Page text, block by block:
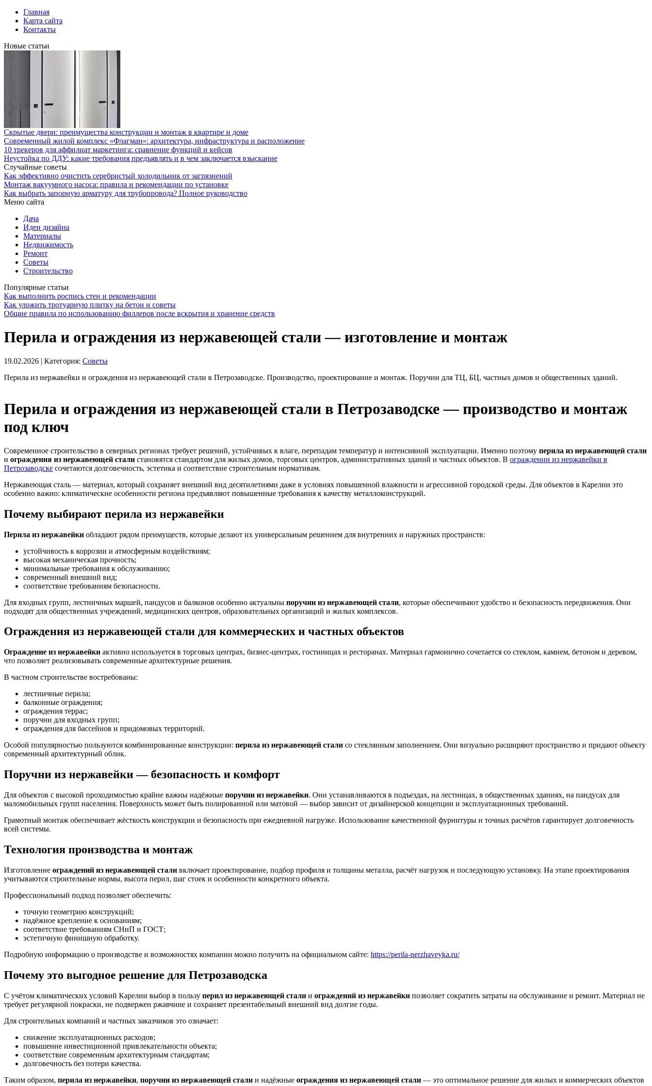
Главная
Карта сайта
Контакты
Новые статьи
Скрытые двери: преимущества конструкции и монтаж в квартире и доме
Современный жилой комплекс «Флагман»: архитектура, инфраструктура и расположение
10 трекеров для аффилиат маркетинга: сравнение функций и кейсов
Неустойка по ДДУ: какие требования предъявлять и в чем заключается взыскание
Случайные советы
Как эффективно очистить серебристый холодильник от загрязнений
Монтаж вакуумного насоса: правила и рекомендации по установке
Как выбрать запорную арматуру для трубопровода? Полное руководство
Меню сайта
Дача
Идеи дизайна
Материалы
Недвижимость
Ремонт
Советы
Строительство
Популярные статьи
Как выполнить роспись стен и рекомендации
Как уложить тротуарную плитку на бетон и советы
Общие правила по использованию филлеров после вскрытия и хранение средств
Перила и ограждения из нержавеющей стали — изготовление и монтаж
19.02.2026 | Категория: Советы
Перила из нержавейки и ограждения из нержавеющей стали в Петрозаводске. Производство, проектирование и монтаж. Поручни для ТЦ, БЦ, частных домов и общественных зданий.
Перила и ограждения из нержавеющей стали в Петрозаводске — производство и монтаж
под ключ
Современное строительство в северных регионах требует решений, устойчивых к влаге, перепадам температур и интенсивной эксплуатации. Именно поэтому перила из нержавеющей стали
и ограждения из нержавеющей стали становятся стандартом для жилых домов, торговых центров, административных зданий и частных объектов. В ограждении из нержавейки в
Петрозаводске сочетаются долговечность, эстетика и соответствие строительным нормативам.
Нержавеющая сталь — материал, который сохраняет внешний вид десятилетиями даже в условиях повышенной влажности и агрессивной городской среды. Для объектов в Карелии это
особенно важно: климатические особенности региона предъявляют повышенные требования к качеству металлоконструкций.
Почему выбирают перила из нержавейки
Перила из нержавейки обладают рядом преимуществ, которые делают их универсальным решением для внутренних и наружных пространств:
устойчивость к коррозии и атмосферным воздействиям;
высокая механическая прочность;
минимальные требования к обслуживанию;
современный внешний вид;
соответствие требованиям безопасности.
Для входных групп, лестничных маршей, пандусов и балконов особенно актуальны поручни из нержавеющей стали, которые обеспечивают удобство и безопасность передвижения. Они
подходят для общественных учреждений, медицинских центров, образовательных организаций и жилых комплексов.
Ограждения из нержавеющей стали для коммерческих и частных объектов
Ограждение из нержавейки активно используется в торговых центрах, бизнес-центрах, гостиницах и ресторанах. Материал гармонично сочетается со стеклом, камнем, бетоном и деревом,
что позволяет реализовывать современные архитектурные решения.
В частном строительстве востребованы:
лестничные перила;
балконные ограждения;
ограждения террас;
поручни для входных групп;
ограждения для бассейнов и придомовых территорий.
Особой популярностью пользуются комбинированные конструкции: перила из нержавеющей стали со стеклянным заполнением. Они визуально расширяют пространство и придают объекту
современный архитектурный облик.
Поручни из нержавейки — безопасность и комфорт
Для объектов с высокой проходимостью крайне важны надёжные поручни из нержавейки. Они устанавливаются в подъездах, на лестницах, в общественных зданиях, на пандусах для
маломобильных групп населения. Поверхность может быть полированной или матовой — выбор зависит от дизайнерской концепции и эксплуатационных требований.
Грамотный монтаж обеспечивает жёсткость конструкции и безопасность при ежедневной нагрузке. Использование качественной фурнитуры и точных расчётов гарантирует долговечность
всей системы.
Технология производства и монтаж
Изготовление ограждений из нержавеющей стали включает проектирование, подбор профиля и толщины металла, расчёт нагрузок и последующую установку. На этапе проектирования
учитываются строительные нормы, высота перил, шаг стоек и особенности конкретного объекта.
Профессиональный подход позволяет обеспечить:
точную геометрию конструкций;
надёжное крепление к основаниям;
соответствие требованиям СНиП и ГОСТ;
эстетичную финишную обработку.
Подробную информацию о производстве и возможностях компании можно получить на официальном сайте: https://perila-nerzhaveyka.ru/
Почему это выгодное решение для Петрозаводска
С учётом климатических условий Карелии выбор в пользу перил из нержавеющей стали и ограждений из нержавейки позволяет сократить затраты на обслуживание и ремонт. Материал не
требует регулярной покраски, не подвержен ржавчине и сохраняет презентабельный внешний вид долгие годы.
Для строительных компаний и частных заказчиков это означает:
снижение эксплуатационных расходов;
повышение инвестиционной привлекательности объекта;
соответствие современным архитектурным стандартам;
долговечность без потери качества.
Таким образом, перила из нержавейки, поручни из нержавеющей стали и надёжные ограждения из нержавеющей стали — это оптимальное решение для жилых и коммерческих объектов